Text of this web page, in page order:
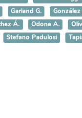
Garland G. González
Á. Odone A.
Stefano Padulosi